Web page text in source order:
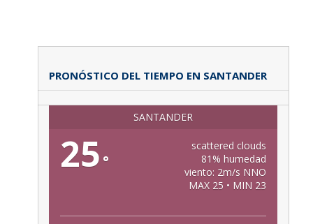
PRONÓSTICO DEL TIEMPO EN SANTANDER
SANTANDER
25 °
scattered clouds
81% humedad
viento: 2m/s NNO
MAX 25 • MIN 23